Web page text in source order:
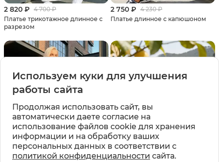
Используем куки для улучшения
работы сайта
Продолжая использовать сайт, вы
автоматически даете согласие на
использование файлов cookie для хранения
информации и на обработку ваших
персональных данных в соответствии с
политикой конфиденциальности сайта.
2 820 ₽ 4 700 ₽
Платье трикотажное длинное с
разрезом
2 750 ₽ 4 230 ₽
Платье длинное с капюшоном
-35%